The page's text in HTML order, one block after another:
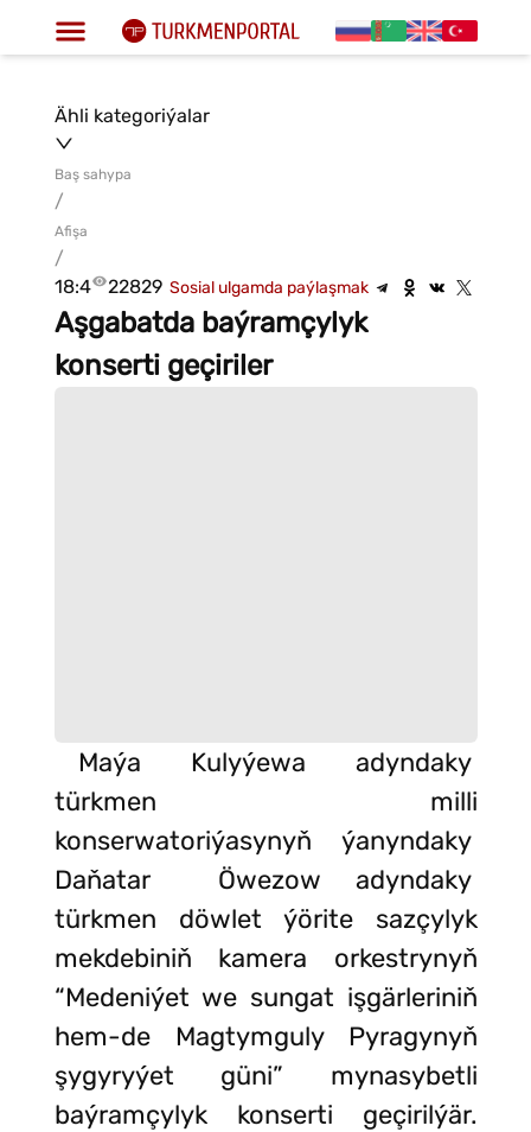
Ähli kategoriýalar
Baş sahypa
/
Afişa
/
18:4
22829 Sosial ulgamda paýlaşmak
Aşgabatda baýramçylyk
konserti geçiriler
Maýa Kulyýewa adyndaky
türkmen milli
konserwatoriýasynyň ýanyndaky
Daňatar Öwezow adyndaky
türkmen döwlet ýörite sazçylyk
mekdebiniň kamera orkestrynyň
“Medeniýet we sungat işgärleriniň
hem-de Magtymguly Pyragynyň
şygyryýet güni” mynasybetli
baýramçylyk konserti geçirilýär.